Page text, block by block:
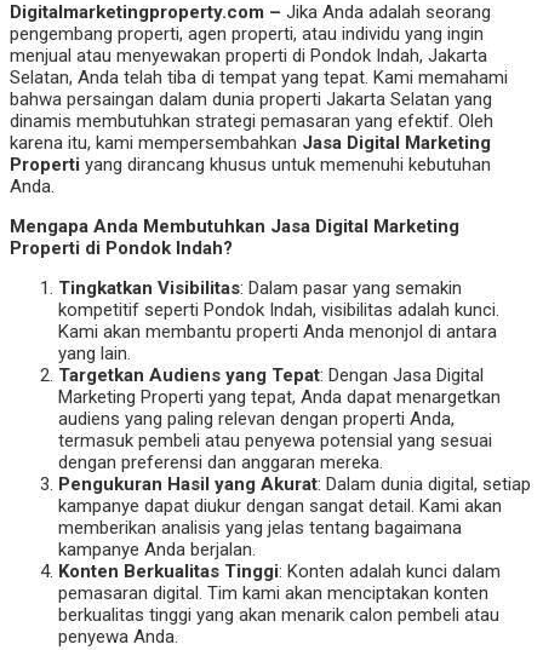
Digitalmarketingproperty.com – Jika Anda adalah seorang
pengembang properti, agen properti, atau individu yang ingin
menjual atau menyewakan properti di Pondok Indah, Jakarta
Selatan, Anda telah tiba di tempat yang tepat. Kami memahami
bahwa persaingan dalam dunia properti Jakarta Selatan yang
dinamis membutuhkan strategi pemasaran yang efektif. Oleh
karena itu, kami mempersembahkan Jasa Digital Marketing
Properti yang dirancang khusus untuk memenuhi kebutuhan
Anda.
Mengapa Anda Membutuhkan Jasa Digital Marketing
Properti di Pondok Indah?
Tingkatkan Visibilitas: Dalam pasar yang semakin
kompetitif seperti Pondok Indah, visibilitas adalah kunci.
Kami akan membantu properti Anda menonjol di antara
yang lain.
Targetkan Audiens yang Tepat: Dengan Jasa Digital
Marketing Properti yang tepat, Anda dapat menargetkan
audiens yang paling relevan dengan properti Anda,
termasuk pembeli atau penyewa potensial yang sesuai
dengan preferensi dan anggaran mereka.
Pengukuran Hasil yang Akurat: Dalam dunia digital, setiap
kampanye dapat diukur dengan sangat detail. Kami akan
memberikan analisis yang jelas tentang bagaimana
kampanye Anda berjalan.
Konten Berkualitas Tinggi: Konten adalah kunci dalam
pemasaran digital. Tim kami akan menciptakan konten
berkualitas tinggi yang akan menarik calon pembeli atau
penyewa Anda.